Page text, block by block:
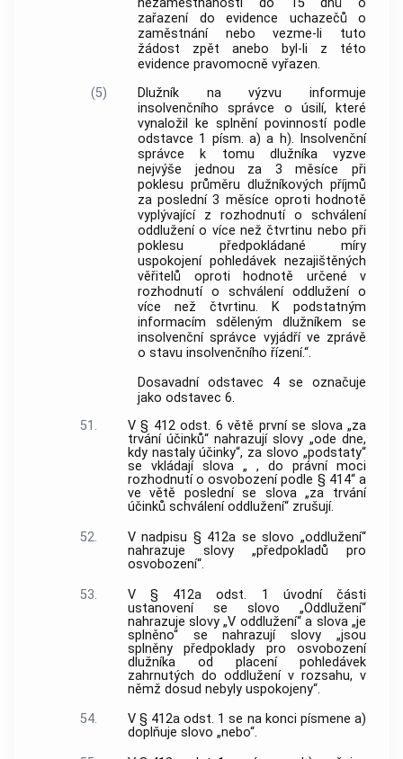
zařazení do evidence uchazečů o
zaměstnání nebo vezme-li tuto
žádost zpět anebo byl-li z této
evidence pravomocně vyřazen.
(5)
Dlužník na výzvu informuje
insolvenčního správce o úsilí, které
vynaložil ke splnění povinností podle
odstavce 1 písm. a) a h). Insolvenční
správce k tomu dlužníka vyzve
nejvýše jednou za 3 měsíce při
poklesu průměru dlužníkových příjmů
za poslední 3 měsíce oproti hodnotě
vyplývající z rozhodnutí o schválení
oddlužení o více než čtvrtinu nebo při
poklesu předpokládané míry
uspokojení pohledávek nezajištěných
věřitelů oproti hodnotě určené v
rozhodnutí o schválení oddlužení o
více než čtvrtinu. K podstatným
informacím sděleným dlužníkem se
insolvenční správce vyjádří ve zprávě
o stavu insolvenčního řízení.“.
Dosavadní odstavec 4 se označuje
jako odstavec 6.
51.
V § 412 odst. 6 větě první se slova „za
trvání účinků“ nahrazují slovy „ode dne,
kdy nastaly účinky“, za slovo „podstaty“
se vkládají slova „ , do právní moci
rozhodnutí o osvobození podle § 414“ a
ve větě poslední se slova „za trvání
účinků schválení oddlužení“ zrušují.
52.
V nadpisu § 412a se slovo „oddlužení“
nahrazuje slovy „předpokladů pro
osvobození“.
53.
V § 412a odst. 1 úvodní části
ustanovení se slovo „Oddlužení“
nahrazuje slovy „V oddlužení“ a slova „je
splněno“ se nahrazují slovy „jsou
splněny předpoklady pro osvobození
dlužníka od placení pohledávek
zahrnutých do oddlužení v rozsahu, v
němž dosud nebyly uspokojeny“.
54.
V § 412a odst. 1 se na konci písmene a)
doplňuje slovo „nebo“.